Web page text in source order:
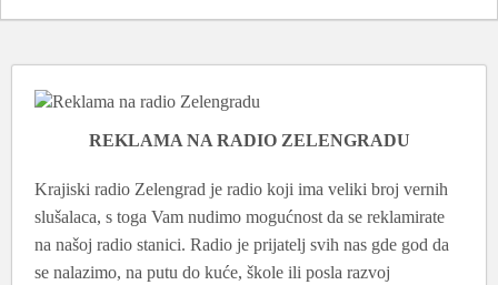
REKLAMA NA RADIO ZELENGRADU
Krajiski radio Zelengrad je radio koji ima veliki broj vernih
slušalaca, s toga Vam nudimo mogućnost da se reklamirate
na našoj radio stanici. Radio je prijatelj svih nas gde god da
se nalazimo, na putu do kuće, škole ili posla razvoj